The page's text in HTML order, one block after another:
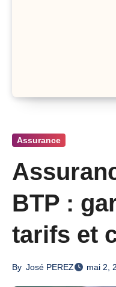
Assurance
BTP :
tarifs et
By José PEREZ mai 2,